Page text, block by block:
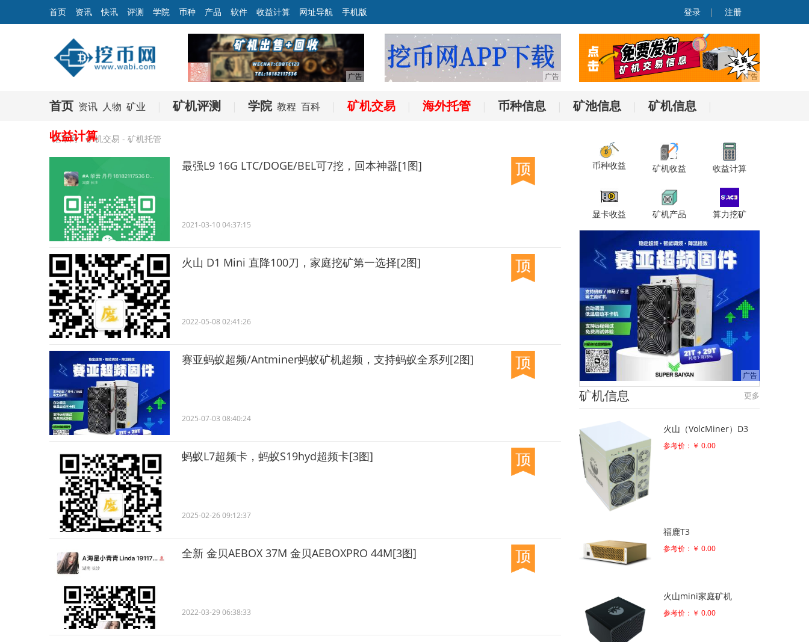
首页 资讯 快讯 评测 学院 币种 产品 软件 收益计算 网址导航 手机版 登录 | 注册
首页 资讯 人物 矿业 矿机评测 学院 教程 百科 矿机交易 海外托管 币种信息 矿池信息 矿机信息
收益计算
挖币网 矿机交易 - 矿机托管
最强L9 16G LTC/DOGE/BEL可7挖，回本神器[1图]
2021-03-10 04:37:15
火山 D1 Mini 直降100刀，家庭挖矿第一选择[2图]
2022-05-08 02:41:26
赛亚蚂蚁超频/Antminer蚂蚁矿机超频，支持蚂蚁全系列[2图]
2025-07-03 08:40:24
蚂蚁L7超频卡，蚂蚁S19hyd超频卡[3图]
2025-02-26 09:12:37
全新 金贝AEBOX 37M 金贝AEBOXPRO 44M[3图]
2022-03-29 06:38:33
币种收益 矿机收益 收益计算
显卡收益 矿机产品 算力挖矿
更多
矿机信息
火山（VolcMiner）D3
参考价：￥ 0.00
福鹿T3
参考价：￥ 0.00
火山mini家庭矿机
参考价：￥ 0.00